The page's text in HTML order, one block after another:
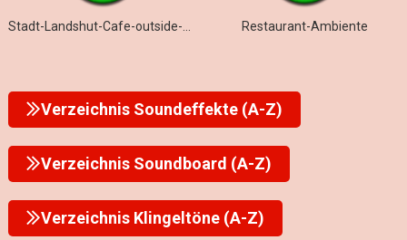
Restaurant-Ambiente
Verzeichnis Soundeffekte (A-Z)
Verzeichnis Soundboard (A-Z)
Verzeichnis Klingeltöne (A-Z)